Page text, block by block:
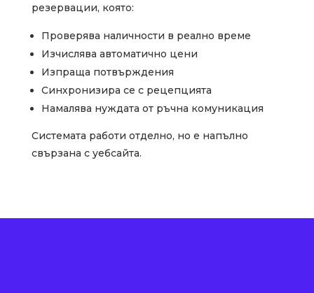
резервации, която:
Проверява наличности в реално време
Изчислява автоматично цени
Изпраща потвърждения
Синхронизира се с рецепцията
Намалява нуждата от ръчна комуникация
Системата работи отделно, но е напълно
свързана с уебсайта.